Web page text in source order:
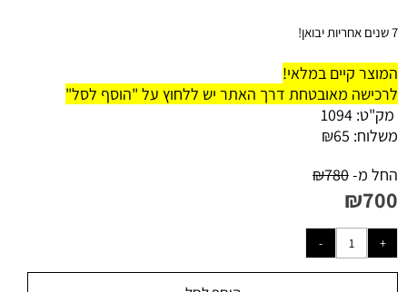
7 שנים אחריות יבואן!
המוצר קיים במלאי!
לרכישה מאובטחת דרך האתר יש ללחוץ על "הוסף לסל"
מק"ט: 1094
משלוח:
₪65
החל מ-
₪780
₪700